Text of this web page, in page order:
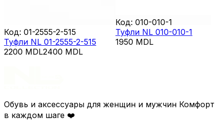
Код: 01-2555-2-515
Туфли NL 01-2555-2-515
2200 MDL2400 MDL
Код: 010-010-1
Туфли NL 010-010-1
1950 MDL
Обувь и аксессуары для женщин и мужчин Комфорт
в каждом шаге ❤️